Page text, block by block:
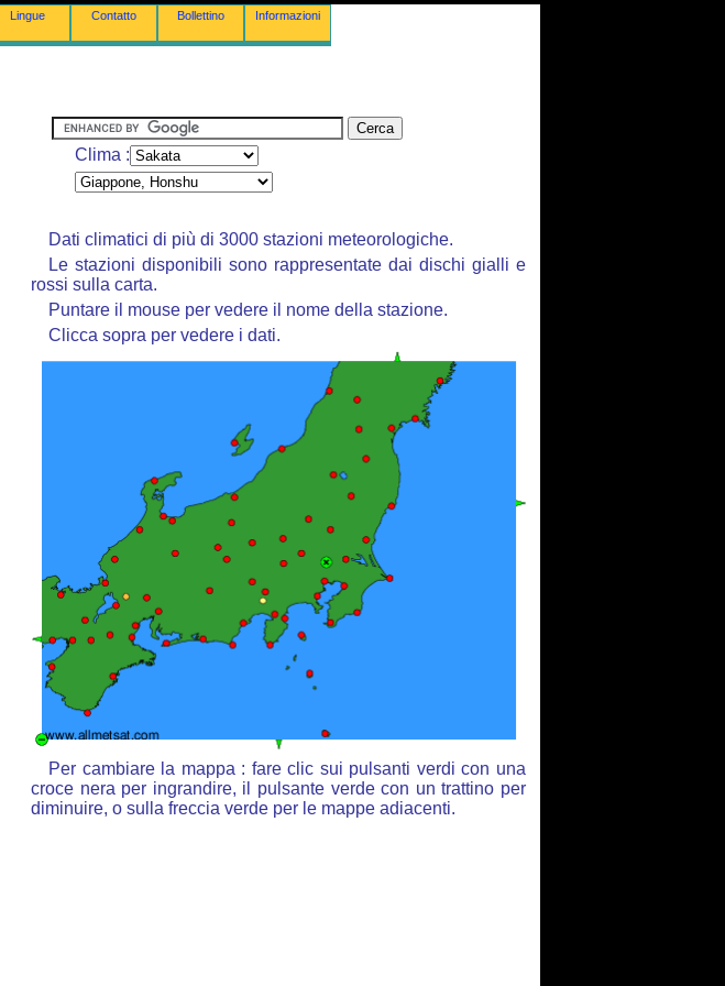
Lingue Contatto Bollettino Informazioni
Clima :
Dati climatici di più di 3000 stazioni meteorologiche.
Le stazioni disponibili sono rappresentate dai dischi gialli e
rossi sulla carta.
Puntare il mouse per vedere il nome della stazione.
Clicca sopra per vedere i dati.
Per cambiare la mappa : fare clic sui pulsanti verdi con una
croce nera per ingrandire, il pulsante verde con un trattino per
diminuire, o sulla freccia verde per le mappe adiacenti.